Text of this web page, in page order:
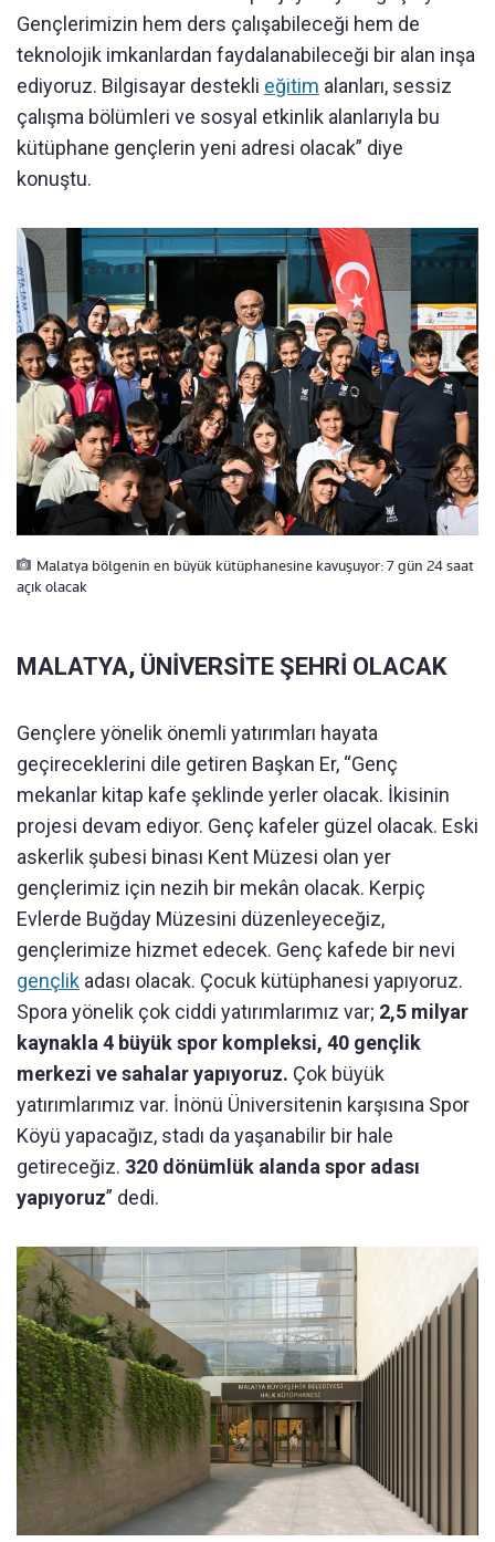
Gençlerimizin hem ders çalışabileceği hem de
teknolojik imkanlardan faydalanabileceği bir alan inşa
ediyoruz. Bilgisayar destekli eğitim alanları, sessiz
çalışma bölümleri ve sosyal etkinlik alanlarıyla bu
kütüphane gençlerin yeni adresi olacak” diye
konuştu.
Malatya bölgenin en büyük kütüphanesine kavuşuyor: 7 gün 24 saat
açık olacak
MALATYA, ÜNİVERSİTE ŞEHRİ OLACAK
Gençlere yönelik önemli yatırımları hayata
geçireceklerini dile getiren Başkan Er, “Genç
mekanlar kitap kafe şeklinde yerler olacak. İkisinin
projesi devam ediyor. Genç kafeler güzel olacak. Eski
askerlik şubesi binası Kent Müzesi olan yer
gençlerimiz için nezih bir mekân olacak. Kerpiç
Evlerde Buğday Müzesini düzenleyeceğiz,
gençlerimize hizmet edecek. Genç kafede bir nevi
gençlik adası olacak. Çocuk kütüphanesi yapıyoruz.
Spora yönelik çok ciddi yatırımlarımız var; 2,5 milyar
kaynakla 4 büyük spor kompleksi, 40 gençlik
merkezi ve sahalar yapıyoruz. Çok büyük
yatırımlarımız var. İnönü Üniversitenin karşısına Spor
Köyü yapacağız, stadı da yaşanabilir bir hale
getireceğiz. 320 dönümlük alanda spor adası
yapıyoruz” dedi.